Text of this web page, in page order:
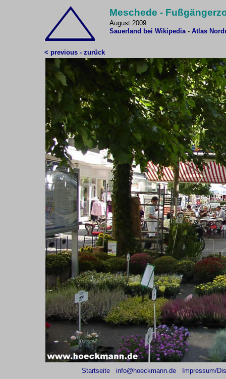
Meschede -
August 2009
Sauerland bei Wikipedia- Atlas
< previous - zurück
Startseite info@hoeckmann.de Impressum/